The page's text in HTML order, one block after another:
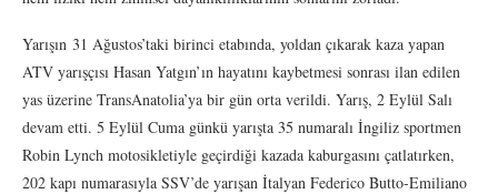
Yarışın 31 Ağustos’taki birinci etabında, yoldan çıkarak kaza yapan
ATV yarışçısı Hasan Yatgın’ın hayatını kaybetmesi sonrası ilan edilen
yas üzerine TransAnatolia’ya bir gün orta verildi. Yarış, 2 Eylül Salı
devam etti. 5 Eylül Cuma günkü yarışta 35 numaralı İngiliz sportmen
Robin Lynch motosikletiyle geçirdiği kazada kaburgasını çatlatırken,
202 kapı numarasıyla SSV’de yarışan İtalyan Federico Butto-Emiliano